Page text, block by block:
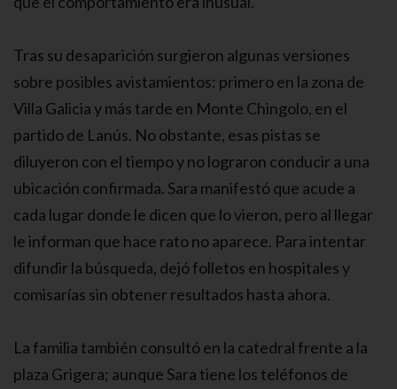
Tras su desaparición surgieron algunas versiones
sobre posibles avistamientos: primero en la zona de
Villa Galicia y más tarde en Monte Chingolo, en el
partido de Lanús. No obstante, esas pistas se
diluyeron con el tiempo y no lograron conducir a una
ubicación confirmada. Sara manifestó que acude a
cada lugar donde le dicen que lo vieron, pero al llegar
le informan que hace rato no aparece. Para intentar
difundir la búsqueda, dejó folletos en hospitales y
comisarías sin obtener resultados hasta ahora.
La familia también consultó en la catedral frente a la
plaza Grigera; aunque Sara tiene los teléfonos de